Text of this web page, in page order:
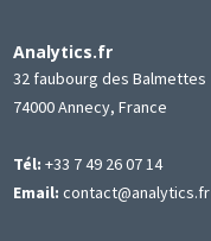
Analytics.fr
32 faubourg des Balmettes
74000 Annecy, France
Tél: +33 7 49 26 07 14
Email: contact@analytics.fr